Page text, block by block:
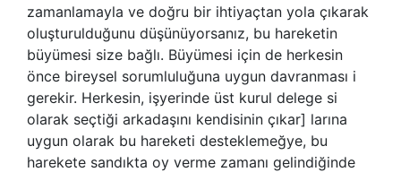
zamanlamayla ve doğru bir ihtiyaçtan yola çıkarak
oluşturulduğunu düşünüyorsanız, bu hareketin
büyümesi size bağlı. Büyümesi için de herkesin
önce bireysel sorumluluğuna uygun davranması i
gerekir. Herkesin, işyerinde üst kurul delege si
olarak seçtiği arkadaşını kendisinin çıkar] larına
uygun olarak bu hareketi desteklemeğye, bu
harekete sandıkta oy verme zamanı gelindiğinde